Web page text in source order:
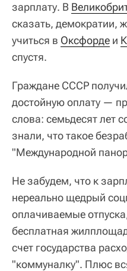
зарплату. В
сказать,
учиться в Оксфорде и
спустя.
Граждане СССР
достойную оплату —
слова: семьдесят лет
знали, что такое
"Международной
Не забудем, что к
нереально щедрый
оплачиваемые
бесплатная
счет государства
"коммуналку". Плюс